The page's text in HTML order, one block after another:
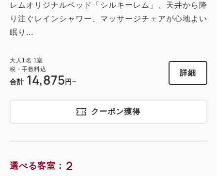
レムオリジナルベッド「シルキーレム」、天井から降
り注ぐレインシャワー、マッサージチェアが心地よい
眠り...
大人 1名 1室
税・手数料込
合計 14,875 円~
詳細
クーポン獲得
選べる客室： 2